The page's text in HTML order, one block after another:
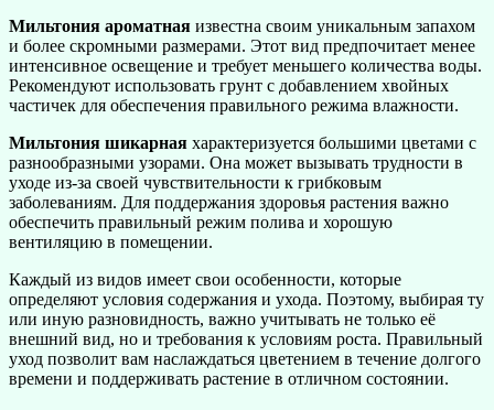
Мильтония ароматная известна своим уникальным запахом
и более скромными размерами. Этот вид предпочитает менее
интенсивное освещение и требует меньшего количества воды.
Рекомендуют использовать грунт с добавлением хвойных
частичек для обеспечения правильного режима влажности.
Мильтония шикарная характеризуется большими цветами с
разнообразными узорами. Она может вызывать трудности в
уходе из-за своей чувствительности к грибковым
заболеваниям. Для поддержания здоровья растения важно
обеспечить правильный режим полива и хорошую
вентиляцию в помещении.
Каждый из видов имеет свои особенности, которые
определяют условия содержания и ухода. Поэтому, выбирая ту
или иную разновидность, важно учитывать не только её
внешний вид, но и требования к условиям роста. Правильный
уход позволит вам наслаждаться цветением в течение долгого
времени и поддерживать растение в отличном состоянии.